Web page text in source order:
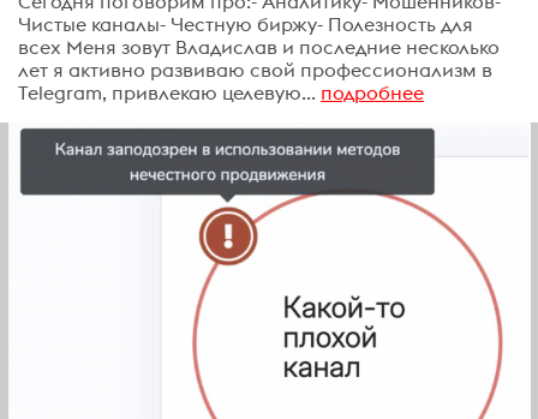
Чистые каналы- Честную биржу- Полезность для
всех Меня зовут Владислав и последние несколько
лет я активно развиваю свой профессионализм в
Telegram, привлекаю целевую... подробнее